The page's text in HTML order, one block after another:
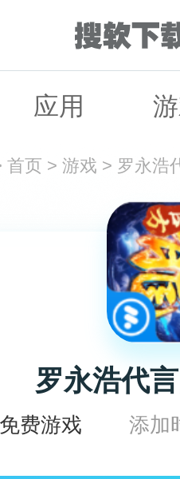
应用
首页 > 游戏 > 罗永浩
罗永浩代
费游戏 添加